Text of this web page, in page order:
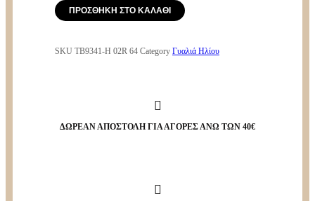
ΠΡΟΣΘΉΚΗ ΣΤΟ ΚΑΛΆΘΙ
SKU TB9341-H 02R 64 Category Γυαλιά Ηλίου
ΔΩΡΕΑΝ ΑΠΟΣΤΟΛΗ ΓΙΑ ΑΓΟΡΕΣ ΑΝΩ ΤΩΝ 40€